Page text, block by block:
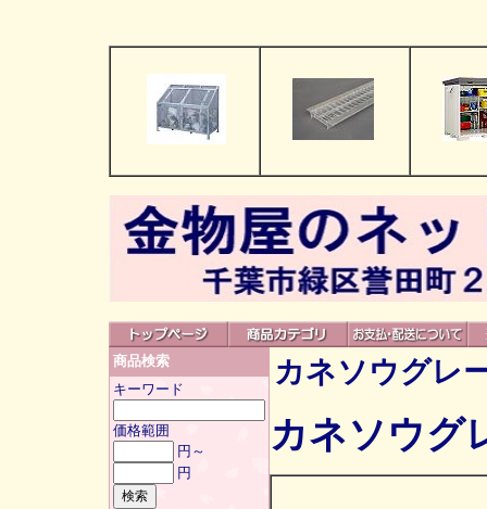
商品検索
キーワード
価格範囲
円～
円
カネソウグレ
カネソウグ